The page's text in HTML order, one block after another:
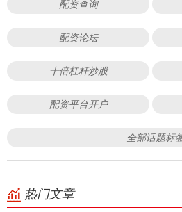
配资查询
配资论坛
十倍杠杆炒股
配资平台开户
全部话题标
热门文章